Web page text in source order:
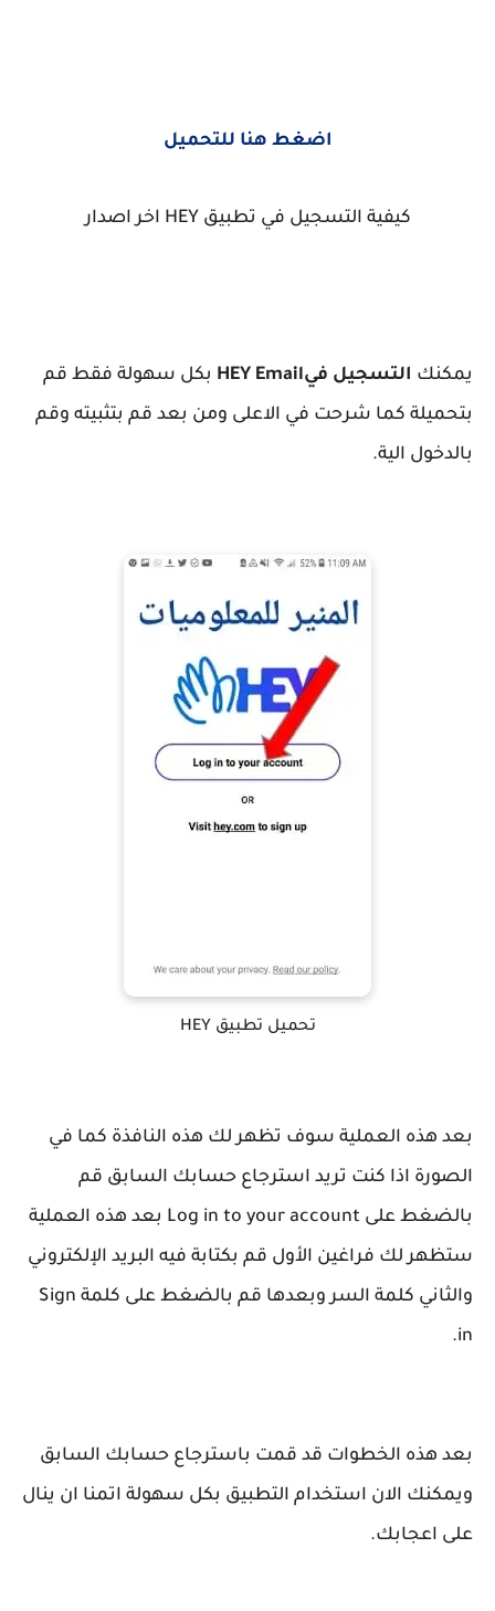
اضغط هنا للتحميل
كيفية التسجيل في تطبيق HEY اخر اصدار
يمكنك التسجيل فيHEY Email بكل سهولة فقط قم
بتحميلة كما شرحت في الاعلى ومن بعد قم بتثبيته وقم
بالدخول الية.
تحميل تطبيق HEY
بعد هذه العملية سوف تظهر لك هذه النافذة كما في
الصورة اذا كنت تريد استرجاع حسابك السابق قم
بالضغط على Log in to your account بعد هذه العملية
ستظهر لك فراغين الأول قم بكتابة فيه البريد الإلكتروني
والثاني كلمة السر وبعدها قم بالضغط على كلمة Sign
in.
بعد هذه الخطوات قد قمت باسترجاع حسابك السابق
ويمكنك الان استخدام التطبيق بكل سهولة اتمنا ان ينال
على اعجابك.